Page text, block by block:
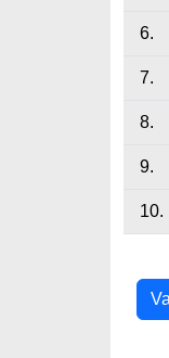
6.
7.
8.
9.
10.